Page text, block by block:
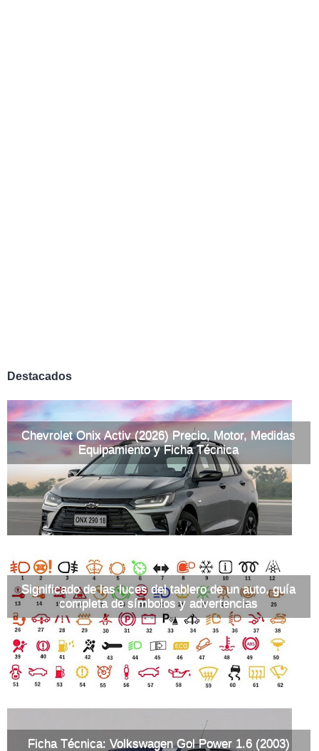
Destacados
Chevrolet Onix Activ (2026) Precio, Motor, Medidas
Equipamiento y Ficha Técnica
Significado de las luces del tablero de un auto, guía
completa de símbolos y advertencias
Ficha Técnica: Volkswagen Gol Power 1.6 (2003)